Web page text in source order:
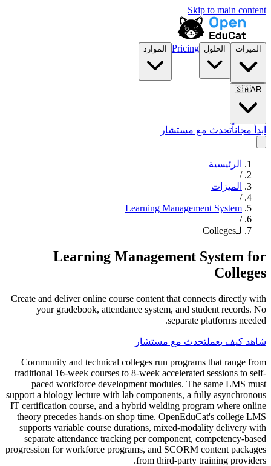
Skip to main content
الميزات الحلول Pricing الموارد
🇸🇦AR
ابدأ مجاناًتحدث مع مستشار
الرئيسية
/
الميزات
/
Learning Management System
/
لـColleges
Learning Management System for
Colleges
Create and deliver online course content that connects directly with
your gradebook, attendance system, and student records. No
separate platforms needed.
شاهد كيف يعملتحدث مع مستشار
Community and technical colleges run programs that range from
traditional 16-week courses to 8-week accelerated sessions to self-
paced workforce development modules. The same LMS must
support a biology lecture with lab components, a fully asynchronous
IT certification course, and a hybrid welding program where online
theory precedes hands-on shop time. OpenEduCat's college LMS
supports variable course durations, mixed-modality delivery with
separate attendance tracking per component, competency-based
progression for workforce programs, and SCORM content packages
from third-party training providers.